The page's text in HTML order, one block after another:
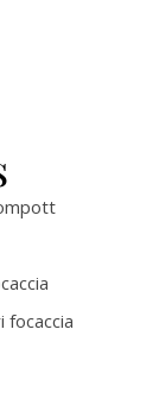
focaccia